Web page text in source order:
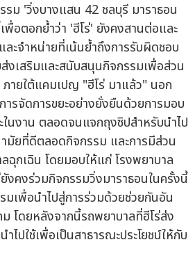
รม 'วิ่งบางแสน 42 ชลบุรี มาราธอน
อตอกย้ำว่า 'ฮีโร่' ยังคงสานต่อและ
ะจำหน่ายที่เน้นย้ำถึงการรับผิดชอบ
งเสริมและสนับสนุนกิจกรรมเพื่อส่วน
ายใต้แคมเปญ "ฮีโร่ มาแล้ว" นอก
รจัดการขยะอย่างยั่งยืนด้วยการมอบ
ในงาน ตลอดจนแจกถุงซิปสำหรับนำไป
มัยที่ดีตลอดกิจกรรม และการมีส่วน
กเฉิน โดยมอบให้แก่ โรงพยาบาล
งคงร่วมกิจกรรมวิ่งมาราธอนในครั้งนี้
เพื่อนำไปสู่การร่วมด้วยช่วยกันอัน
โดยหลังจากนี้รถพยาบาลที่ฮีโร่ส่ง
ไปใช้เพื่อเป็นสาธารณะประโยชน์ให้กับ